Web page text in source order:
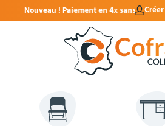
en 4x sans frais.